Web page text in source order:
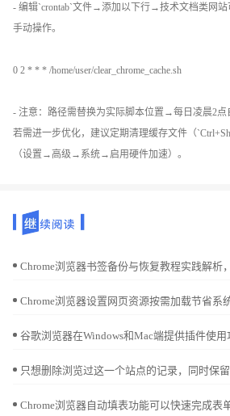
- 编辑`crontab`文件→添加以下行→技术文档类网
手动操作。
0 2 * * * /home/user/clear_chrome_cache.sh
- 注意：路径需替换为实际脚本位置→每日凌晨2点
若需进一步优化，建议定期清理缓存文件（
（设置→高级→系统→启用硬件加速）。